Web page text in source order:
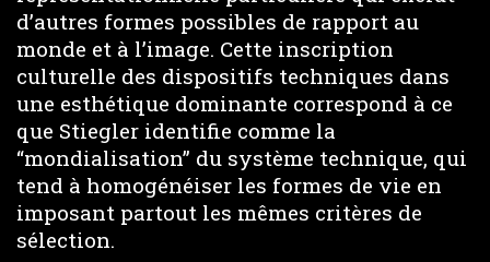
d’autres formes possibles de rapport au
monde et à l’image. Cette inscription
culturelle des dispositifs techniques dans
une esthétique dominante correspond à ce
que Stiegler identifie comme la
“mondialisation” du système technique, qui
tend à homogénéiser les formes de vie en
imposant partout les mêmes critères de
sélection.